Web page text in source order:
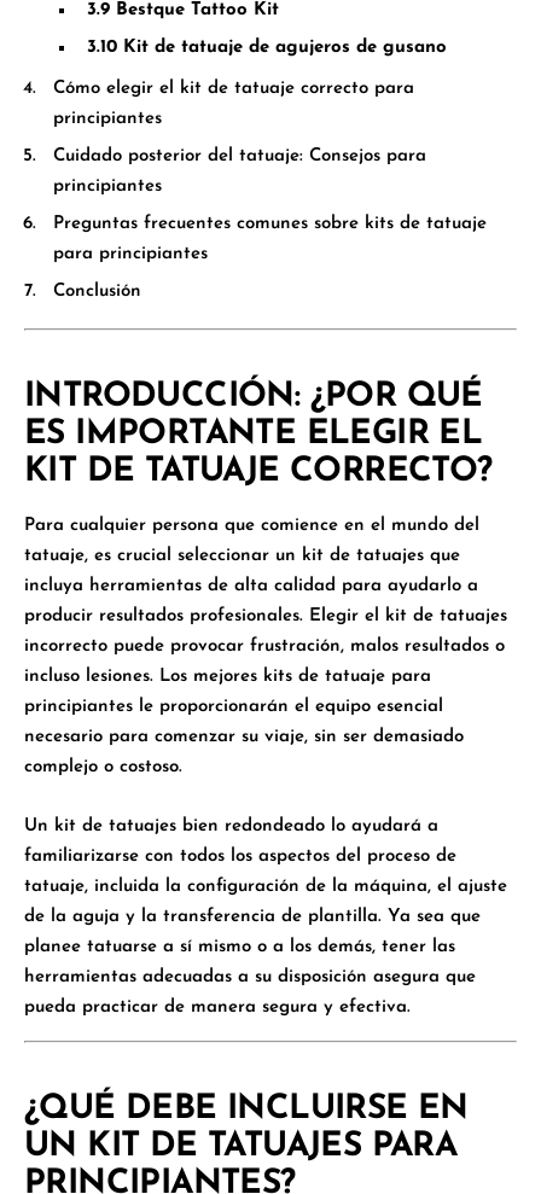
3.9 Bestque Tattoo Kit
3.10 Kit de tatuaje de agujeros de gusano
Cómo elegir el kit de tatuaje correcto para
principiantes
Cuidado posterior del tatuaje: Consejos para
principiantes
Preguntas frecuentes comunes sobre kits de tatuaje
para principiantes
Conclusión
INTRODUCCIÓN: ¿POR QUÉ
ES IMPORTANTE ELEGIR EL
KIT DE TATUAJE CORRECTO?
Para cualquier persona que comience en el mundo del
tatuaje, es crucial seleccionar un kit de tatuajes que
incluya herramientas de alta calidad para ayudarlo a
producir resultados profesionales. Elegir el kit de tatuajes
incorrecto puede provocar frustración, malos resultados o
incluso lesiones. Los mejores kits de tatuaje para
principiantes le proporcionarán el equipo esencial
necesario para comenzar su viaje, sin ser demasiado
complejo o costoso.
Un kit de tatuajes bien redondeado lo ayudará a
familiarizarse con todos los aspectos del proceso de
tatuaje, incluida la configuración de la máquina, el ajuste
de la aguja y la transferencia de plantilla. Ya sea que
planee tatuarse a sí mismo o a los demás, tener las
herramientas adecuadas a su disposición asegura que
pueda practicar de manera segura y efectiva.
¿QUÉ DEBE INCLUIRSE EN
UN KIT DE TATUAJES PARA
PRINCIPIANTES?